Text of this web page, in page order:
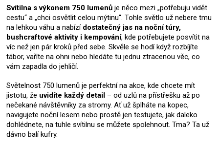
d
a
c
í
p
r
v
v
ý
p
i
s
Svítilna s výkonem 750 lumenů je něco mezi „potřebuju vidět
cestu“ a „chci osvětlit celou mýtinu“. Tohle světlo už nebere tmu
na lehkou váhu a nabízí dostatečný jas na noční túry,
bushcraftové aktivity i kempování, kde potřebujete posvítit na
víc než jen pár kroků před sebe. Skvěle se hodí když rozbíjíte
tábor, vaříte na ohni nebo hledáte tu jednu ztracenou věc, co
vám zapadla do jehličí.
Světelnost 750 lumenů je perfektní na akce, kde chcete mít
jistotu, že uvidíte každý detail – od uzlů na přístřešku až po
nečekané návštěvníky za stromy. Ať už šplháte na kopec,
navigujete noční lesem nebo prostě jen testujete, jak daleko
dohlédnete, na tuhle svítilnu se můžete spolehnout. Tma? Ta už
dávno balí kufry.